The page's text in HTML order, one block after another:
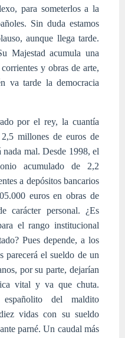
para someterlos a la
Sin duda estamos
aunque llega tarde.
Majestad acumula una
y obras de arte,
va tarde la democracia
por el rey, la cuantía
millones de euros de
mal. Desde 1998, el
acumulado de 2,2
a depósitos bancarios
euros en obras de
carácter personal. ¿Es
el rango institucional
Pues depende, a los
parecerá el sueldo de un
por su parte, dejarían
vital y va que chuta.
del maldito
vidas con su sueldo
parné. Un caudal más